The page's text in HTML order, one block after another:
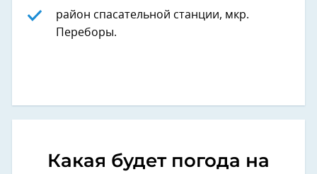
район спасательной станции, мкр.
Переборы.
Какая будет погода на